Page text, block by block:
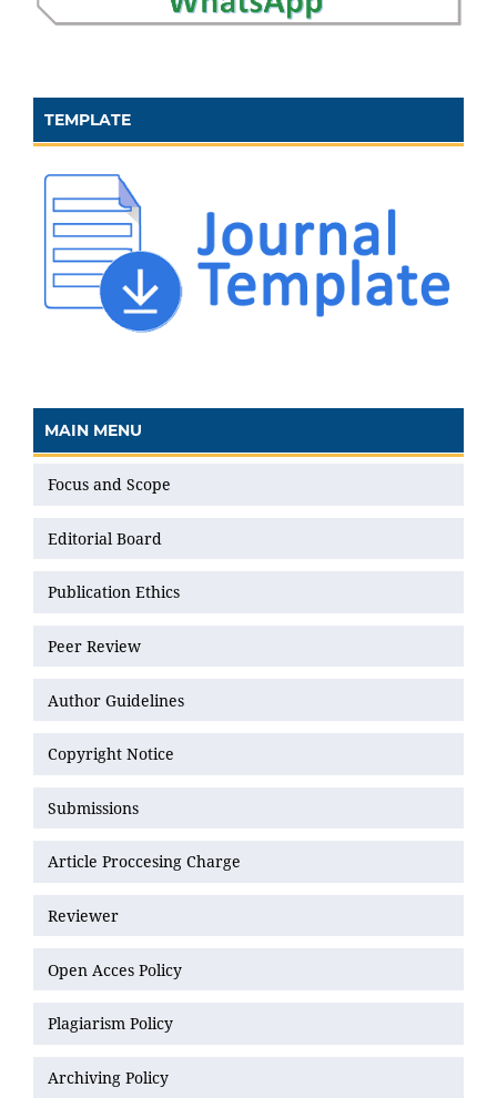
TEMPLATE
MAIN MENU
Focus and Scope
Editorial Board
Publication Ethics
Peer Review
Author Guidelines
Copyright Notice
Submissions
Article Proccesing Charge
Reviewer
Open Acces Policy
Plagiarism Policy
Archiving Policy